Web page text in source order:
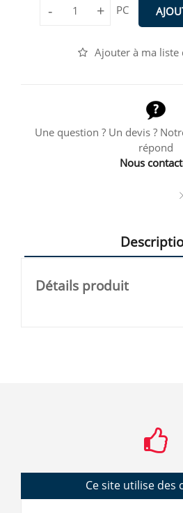
- + PC
Ajouter à ma liste
Une question ? Un devis ?
répond
Nous
Détails produit
Ce site utilise des